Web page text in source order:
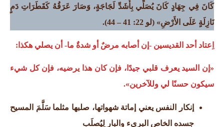
كَانَ فِي جِهَادٍ كَانَ يُصَلِّي بِأَشَدِّ لَجَاجَةٍ، وَصَارَ عَرَقُهُ كَقَطَرَاتِ دَمٍ
نَازِلَةٍ عَلَى الأَرْضِ» (لو 22: 41 – 44).
اِعتاد أحد القديسين -إن أصابه مرضٌ أو شدةٌ ما- أن يصلي هكذا:
«إن السيد يعرف قلبي جيدًا، فإن كان هذا يرضيه، فإن كل شيء
سيكون حسنًا لي وللآخرين».
إنكار النفس يعني إماتة شهواتها، صلبها مثلما سَلَّمَ المسيح
جسده الخاص البريء والبار لِيُصلَب